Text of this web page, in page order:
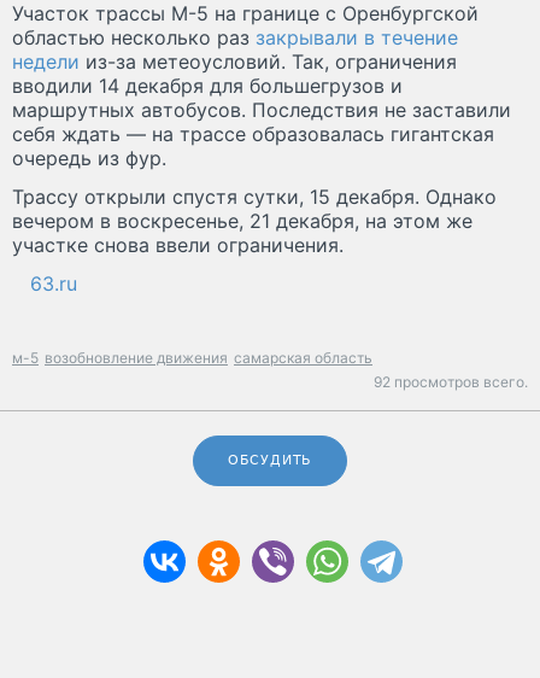
Участок трассы М-5 на границе с Оренбургской
областью несколько раз закрывали в течение
недели из-за метеоусловий. Так, ограничения
вводили 14 декабря для большегрузов и
маршрутных автобусов. Последствия не заставили
себя ждать — на трассе образовалась гигантская
очередь из фур.
Трассу открыли спустя сутки, 15 декабря. Однако
вечером в воскресенье, 21 декабря, на этом же
участке снова ввели ограничения.
63.ru
м-5 возобновление движения самарская область
92 просмотров всего.
ОБСУДИТЬ